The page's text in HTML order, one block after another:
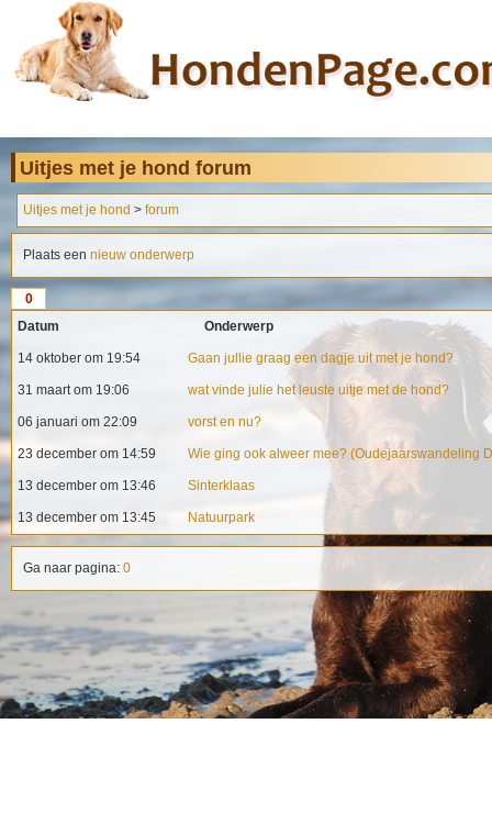
Uitjes met je hond forum
Uitjes met je hond > forum
Plaats een nieuw onderwerp
0
Datum
Onderwerp
14 oktober om 19:54 Gaan jullie graag een dagje uit met je hond?
31 maart om 19:06 wat vinde julie het leuste uitje met de hond?
06 januari om 22:09 vorst en nu?
23 december om 14:59 Wie ging ook alweer mee? (Oudejaarswandeling
13 december om 13:46 Sinterklaas
13 december om 13:45 Natuurpark
Ga naar pagina: 0